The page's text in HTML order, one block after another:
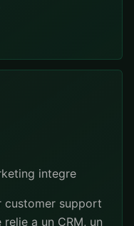
integre
customer support
a un CRM, un